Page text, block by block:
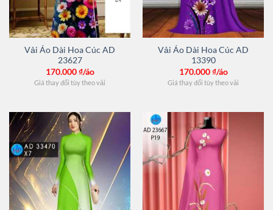
Vải Áo Dài Hoa Cúc AD
23627
170.000₫/áo
Giá thay đổi tùy theo vải
Vải Áo Dài Hoa Cúc AD
13390
170.000₫/áo
Giá thay đổi tùy theo vải